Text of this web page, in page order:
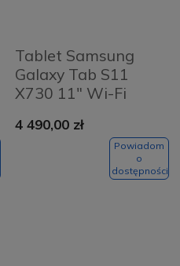
Tablet Samsung
Galaxy Tab S11
X730 11" Wi-Fi
Grey
4 490,00 zł
Powiadom
o
dostępności